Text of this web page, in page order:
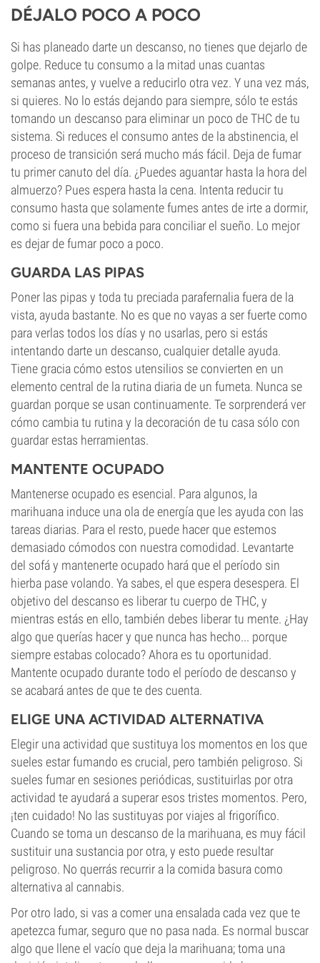
DÉJALO POCO A POCO
Si has planeado darte un descanso, no tienes que dejarlo de
golpe. Reduce tu consumo a la mitad unas cuantas
semanas antes, y vuelve a reducirlo otra vez. Y una vez más,
si quieres. No lo estás dejando para siempre, sólo te estás
tomando un descanso para eliminar un poco de THC de tu
sistema. Si reduces el consumo antes de la abstinencia, el
proceso de transición será mucho más fácil. Deja de fumar
tu primer canuto del día. ¿Puedes aguantar hasta la hora del
almuerzo? Pues espera hasta la cena. Intenta reducir tu
consumo hasta que solamente fumes antes de irte a dormir,
como si fuera una bebida para conciliar el sueño. Lo mejor
es dejar de fumar poco a poco.
GUARDA LAS PIPAS
Poner las pipas y toda tu preciada parafernalia fuera de la
vista, ayuda bastante. No es que no vayas a ser fuerte como
para verlas todos los días y no usarlas, pero si estás
intentando darte un descanso, cualquier detalle ayuda.
Tiene gracia cómo estos utensilios se convierten en un
elemento central de la rutina diaria de un fumeta. Nunca se
guardan porque se usan continuamente. Te sorprenderá ver
cómo cambia tu rutina y la decoración de tu casa sólo con
guardar estas herramientas.
MANTENTE OCUPADO
Mantenerse ocupado es esencial. Para algunos, la
marihuana induce una ola de energía que les ayuda con las
tareas diarias. Para el resto, puede hacer que estemos
demasiado cómodos con nuestra comodidad. Levantarte
del sofá y mantenerte ocupado hará que el período sin
hierba pase volando. Ya sabes, el que espera desespera. El
objetivo del descanso es liberar tu cuerpo de THC, y
mientras estás en ello, también debes liberar tu mente. ¿Hay
algo que querías hacer y que nunca has hecho... porque
siempre estabas colocado? Ahora es tu oportunidad.
Mantente ocupado durante todo el período de descanso y
se acabará antes de que te des cuenta.
ELIGE UNA ACTIVIDAD ALTERNATIVA
Elegir una actividad que sustituya los momentos en los que
sueles estar fumando es crucial, pero también peligroso. Si
sueles fumar en sesiones periódicas, sustituirlas por otra
actividad te ayudará a superar esos tristes momentos. Pero,
¡ten cuidado! No las sustituyas por viajes al frigorífico.
Cuando se toma un descanso de la marihuana, es muy fácil
sustituir una sustancia por otra, y esto puede resultar
peligroso. No querrás recurrir a la comida basura como
alternativa al cannabis.
Por otro lado, si vas a comer una ensalada cada vez que te
apetezca fumar, seguro que no pasa nada. Es normal buscar
algo que llene el vacío que deja la marihuana; toma una